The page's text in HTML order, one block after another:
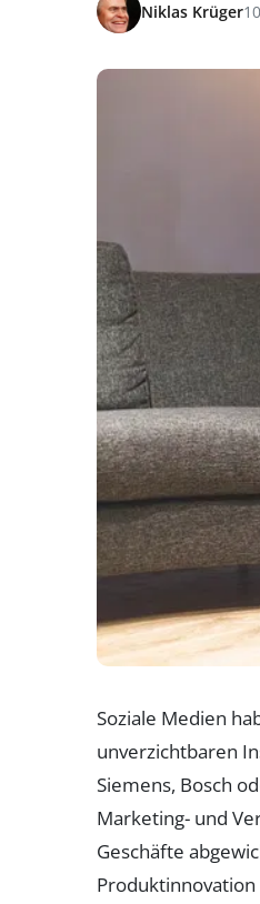
Niklas Krüger
Soziale Medien
unverzichtbaren
Siemens, Bosch
Marketing- und
Geschäfte